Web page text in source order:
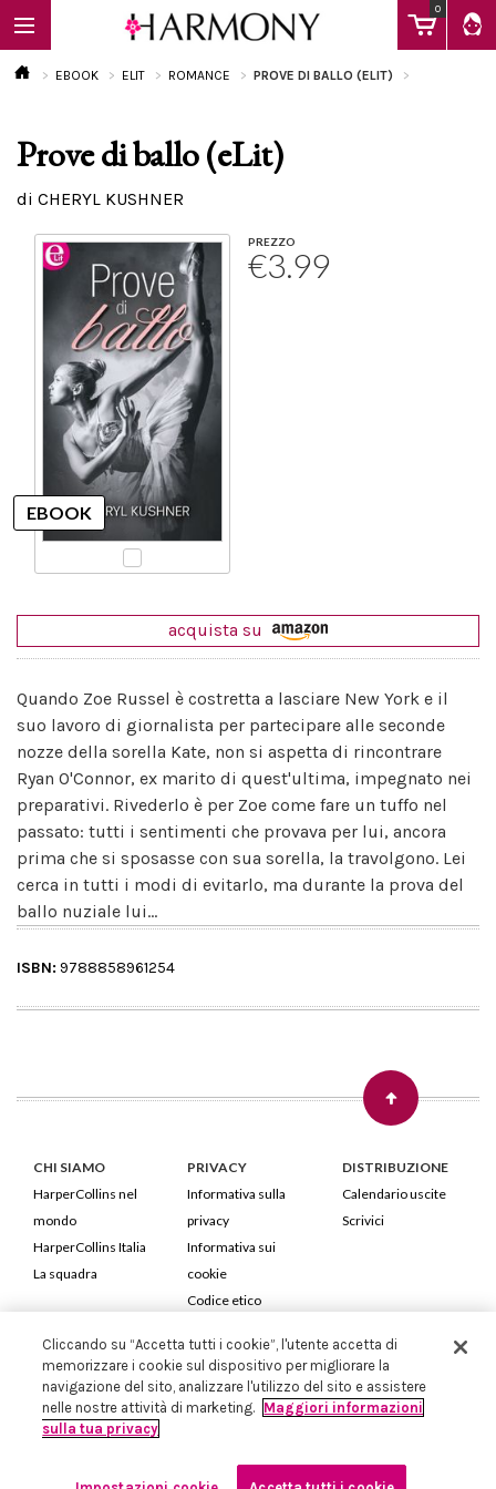
0
EBOOK
EBOOK ELIT ROMANCE PROVE DI BALLO (ELIT)
Prove di ballo (eLit)
di CHERYL KUSHNER
PREZZO
€3.99
acquista su
Quando Zoe Russel è costretta a lasciare New York e il
suo lavoro di giornalista per partecipare alle seconde
nozze della sorella Kate, non si aspetta di rincontrare
Ryan O'Connor, ex marito di quest'ultima, impegnato nei
preparativi. Rivederlo è per Zoe come fare un tuffo nel
passato: tutti i sentimenti che provava per lui, ancora
prima che si sposasse con sua sorella, la travolgono. Lei
cerca in tutti i modi di evitarlo, ma durante la prova del
ballo nuziale lui...
ISBN: 9788858961254
CHI SIAMO
HarperCollins nel
mondo
HarperCollins Italia
La squadra
PRIVACY
Informativa sulla
privacy
Informativa sui
cookie
Codice etico
DISTRIBUZIONE
Calendario uscite
Scrivici
HarperCollins Italia S.p.A. Viale Monte Nero, 84 - 20135 Milano
Cod. Fiscale e P.IVA 05946780151 - Capitale Sociale 258.250 €
Iscritta in Milano al Registro delle imprese nr.198004 e REA nr.1051898
Cliccando su “Accetta tutti i cookie”, l'utente accetta di
memorizzare i cookie sul dispositivo per migliorare la
navigazione del sito, analizzare l'utilizzo del sito e assistere
nelle nostre attività di marketing. Maggiori informazioni
sulla tua privacy